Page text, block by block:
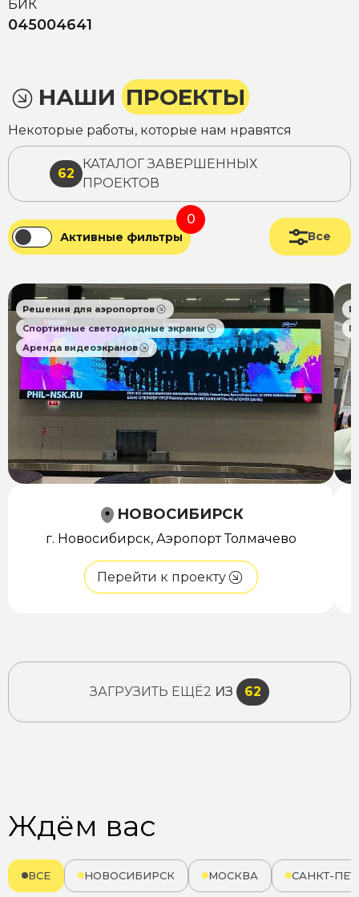
БИК
045004641
НАШИ ПРОЕКТЫ
Некоторые работы, которые нам нравятся
62
КАТАЛОГ ЗАВЕРШЕННЫХ
ПРОЕКТОВ
Активные фильтры
0
Все
Решения для аэропортов
Спортивные светодиодные экраны
Аренда видеоэкранов
НОВОСИБИРСК
г. Новосибирск, Аэропорт Толмачево
Перейти к проекту
ЗАГРУЗИТЬ ЕЩЁ2 ИЗ 62
Ждём вас
ВСЕ НОВОСИБИРСК МОСКВА САНКТ-